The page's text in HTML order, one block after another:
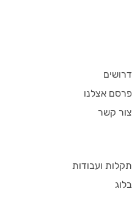
דרושים
פרסם אצלנו
צור קשר
תקלות ועבודות
בלוג